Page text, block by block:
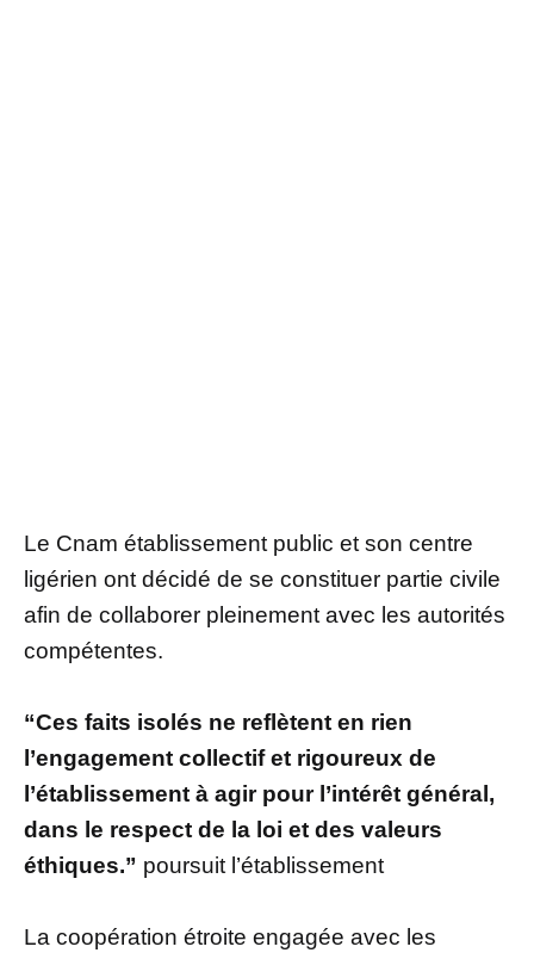
Le Cnam établissement public et son centre
ligérien ont décidé de se constituer partie civile
afin de collaborer pleinement avec les autorités
compétentes.
“Ces faits isolés ne reflètent en rien
l’engagement collectif et rigoureux de
l’établissement à agir pour l’intérêt général,
dans le respect de la loi et des valeurs
éthiques.” poursuit l’établissement
La coopération étroite engagée avec les